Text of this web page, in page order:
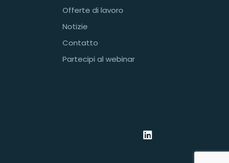
Offerte di lavoro
Notizie
Contatto
Partecipi al webinar
L